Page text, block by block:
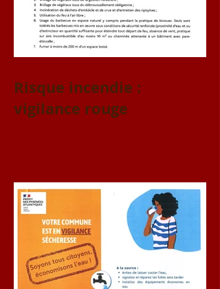
Risque incendie :
vigilance rouge